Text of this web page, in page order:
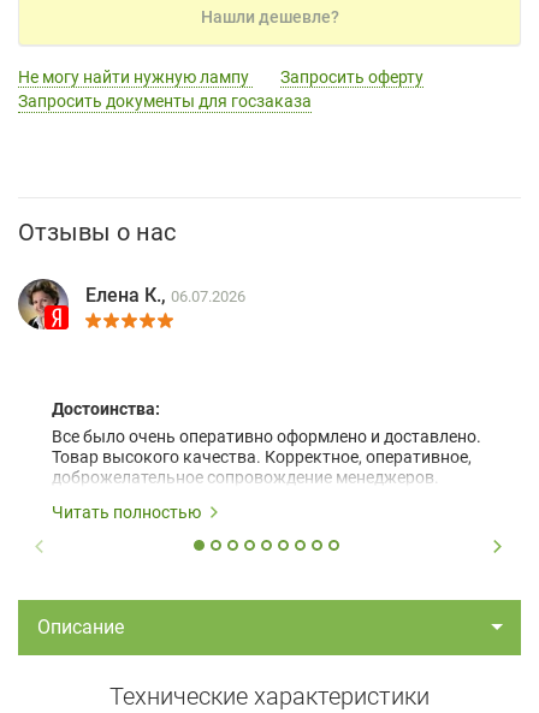
Нашли дешевле?
Не могу найти нужную лампу
Запросить оферту
Запросить документы для госзаказа
Отзывы о нас
Елена К., 06.07.2026
Достоинства:
Все было очень оперативно оформлено и доставлено.
Товар высокого качества. Корректное, оперативное,
доброжелательное сопровождение менеджеров.
Читать полностью
Описание
Технические характеристики